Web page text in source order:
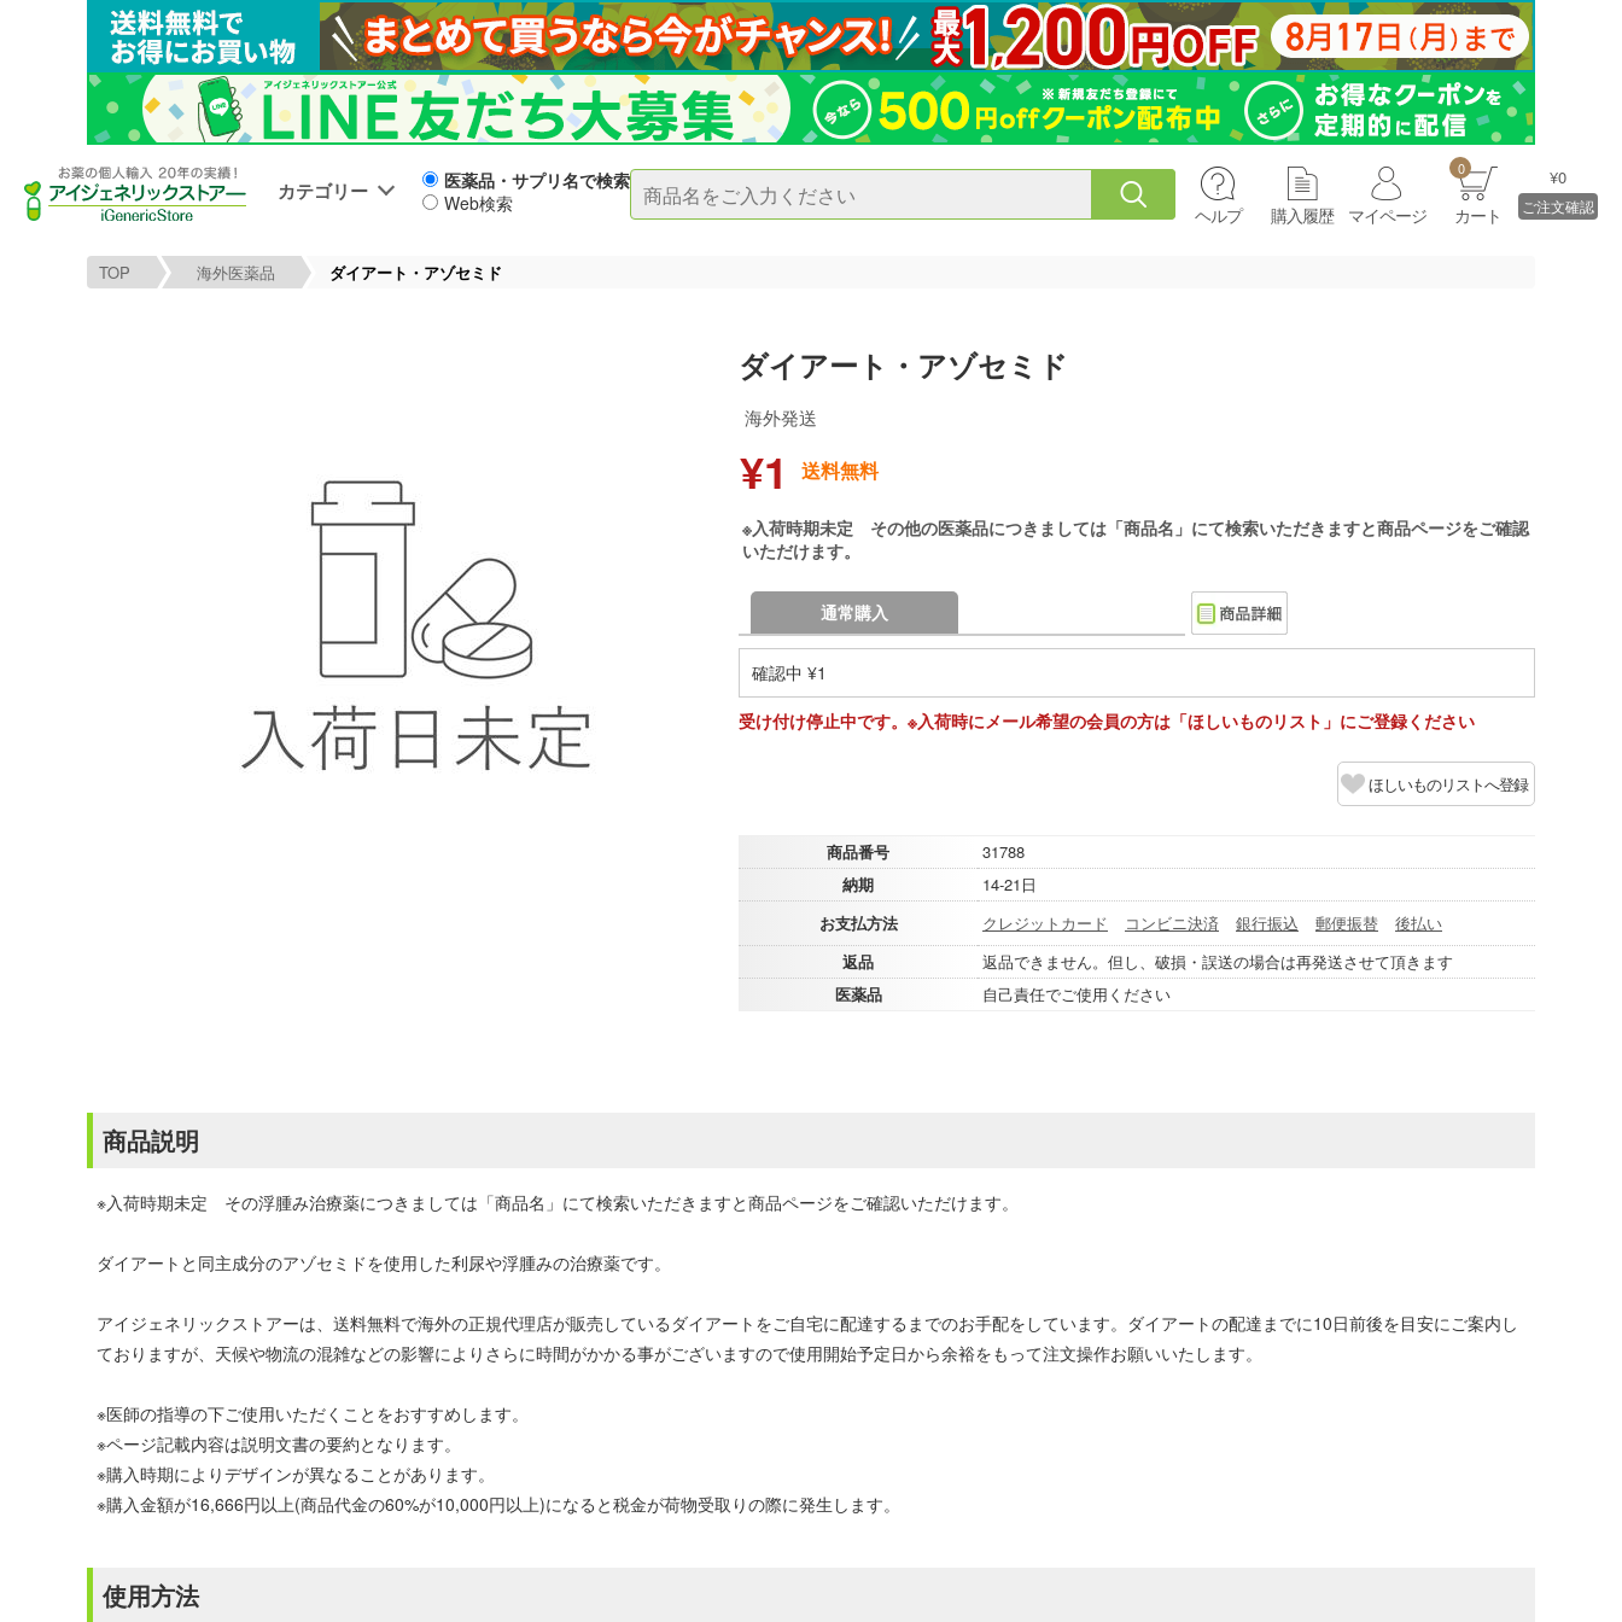
カテゴリー
医薬品・サプリ名で検索
Web検索
ヘルプ 購入履歴 マイページ
0
カート
¥0
ご注文確認
TOP 海外医薬品 ダイアート・アゾセミド
ダイアート・アゾセミド
海外発送
¥1 送料無料
※入荷時期未定 その他の医薬品につきましては「商品名」にて検索いただきますと商品ページをご確認
いただけます。
通常購入
確認中 ¥1
受け付け停止中です。※入荷時にメール希望の会員の方は「ほしいものリスト」にご登録ください
ほしいものリストへ登録
商品番号
31788
納期
14-21日
お支払方法
クレジットカード コンビニ決済 銀行振込 郵便振替
後払い
返品
返品できません。但し、破損・誤送の場合は再発送させて頂きます
医薬品
自己責任でご使用ください
商品説明
※入荷時期未定 その浮腫み治療薬につきましては「商品名」にて検索いただきますと商品ページをご確認いただけます。
ダイアートと同主成分のアゾセミドを使用した利尿や浮腫みの治療薬です。
アイジェネリックストアーは、送料無料で海外の正規代理店が販売しているダイアートをご自宅に配達するまでのお手配をしています。ダイアートの配達までに10日前後を目安にご案内し
ておりますが、天候や物流の混雑などの影響によりさらに時間がかかる事がございますので使用開始予定日から余裕をもって注文操作お願いいたします。
※医師の指導の下ご使用いただくことをおすすめします。
※ページ記載内容は説明文書の要約となります。
※購入時期によりデザインが異なることがあります。
※購入金額が16,666円以上(商品代金の60%が10,000円以上)になると税金が荷物受取りの際に発生します。
使用方法